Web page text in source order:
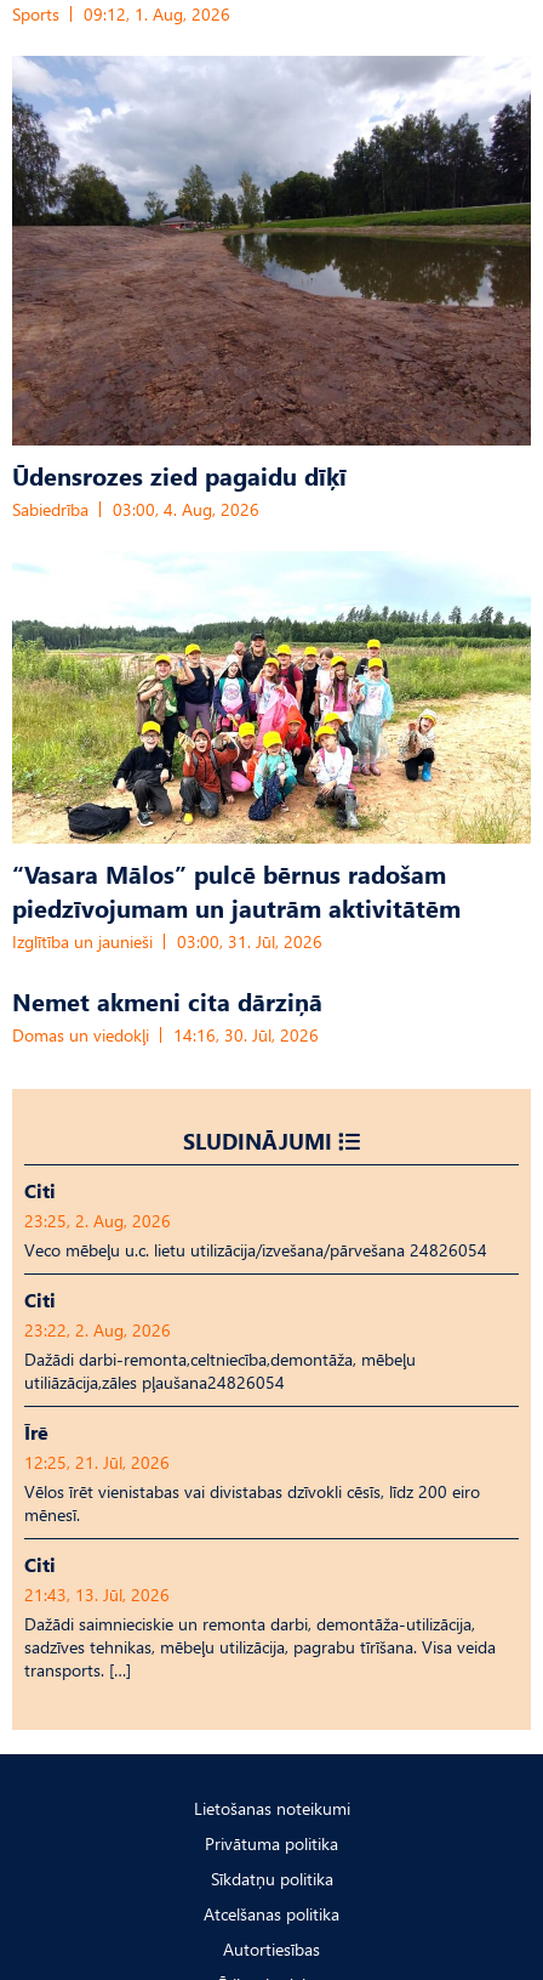
Sports 09:12, 1. Aug, 2026
Ūdensrozes zied pagaidu dīķī
Sabiedrība 03:00, 4. Aug, 2026
“Vasara Mālos” pulcē bērnus radošam
piedzīvojumam un jautrām aktivitātēm
Izglītība un jaunieši 03:00, 31. Jūl, 2026
Nemet akmeni cita dārziņā
Domas un viedokļi 14:16, 30. Jūl, 2026
SLUDINĀJUMI
Citi
23:25, 2. Aug, 2026
Veco mēbeļu u.c. lietu utilizācija/izvešana/pārvešana 24826054
Citi
23:22, 2. Aug, 2026
Dažādi darbi-remonta,celtniecība,demontāža, mēbeļu
utiliāzācija,zāles pļaušana24826054
Īrē
12:25, 21. Jūl, 2026
Vēlos īrēt vienistabas vai divistabas dzīvokli cēsīs, līdz 200 eiro
mēnesī.
Citi
21:43, 13. Jūl, 2026
Dažādi saimnieciskie un remonta darbi, demontāža-utilizācija,
sadzīves tehnikas, mēbeļu utilizācija, pagrabu tīrīšana. Visa veida
transports. […]
Lietošanas noteikumi
Privātuma politika
Sīkdatņu politika
Atcelšanas politika
Autortiesības